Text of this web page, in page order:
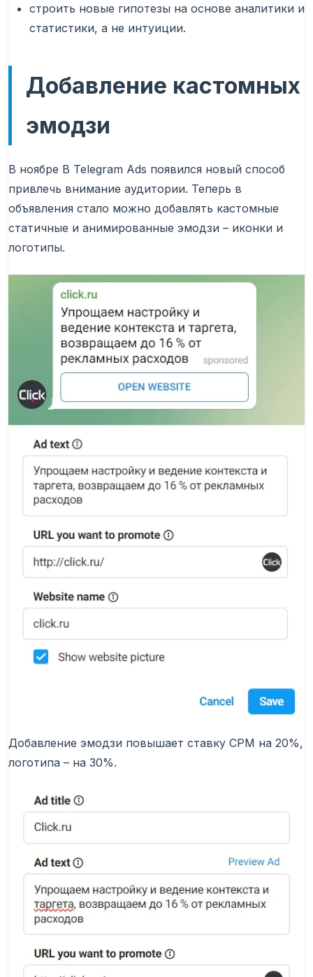
строить новые гипотезы на основе аналитики и
статистики, а не интуиции.
Добавление кастомных
эмодзи
В ноябре В Telegram Ads появился новый способ
привлечь внимание аудитории. Теперь в
объявления стало можно добавлять кастомные
статичные и анимированные эмодзи – иконки и
логотипы.
Добавление эмодзи повышает ставку CPM на 20%,
логотипа – на 30%.